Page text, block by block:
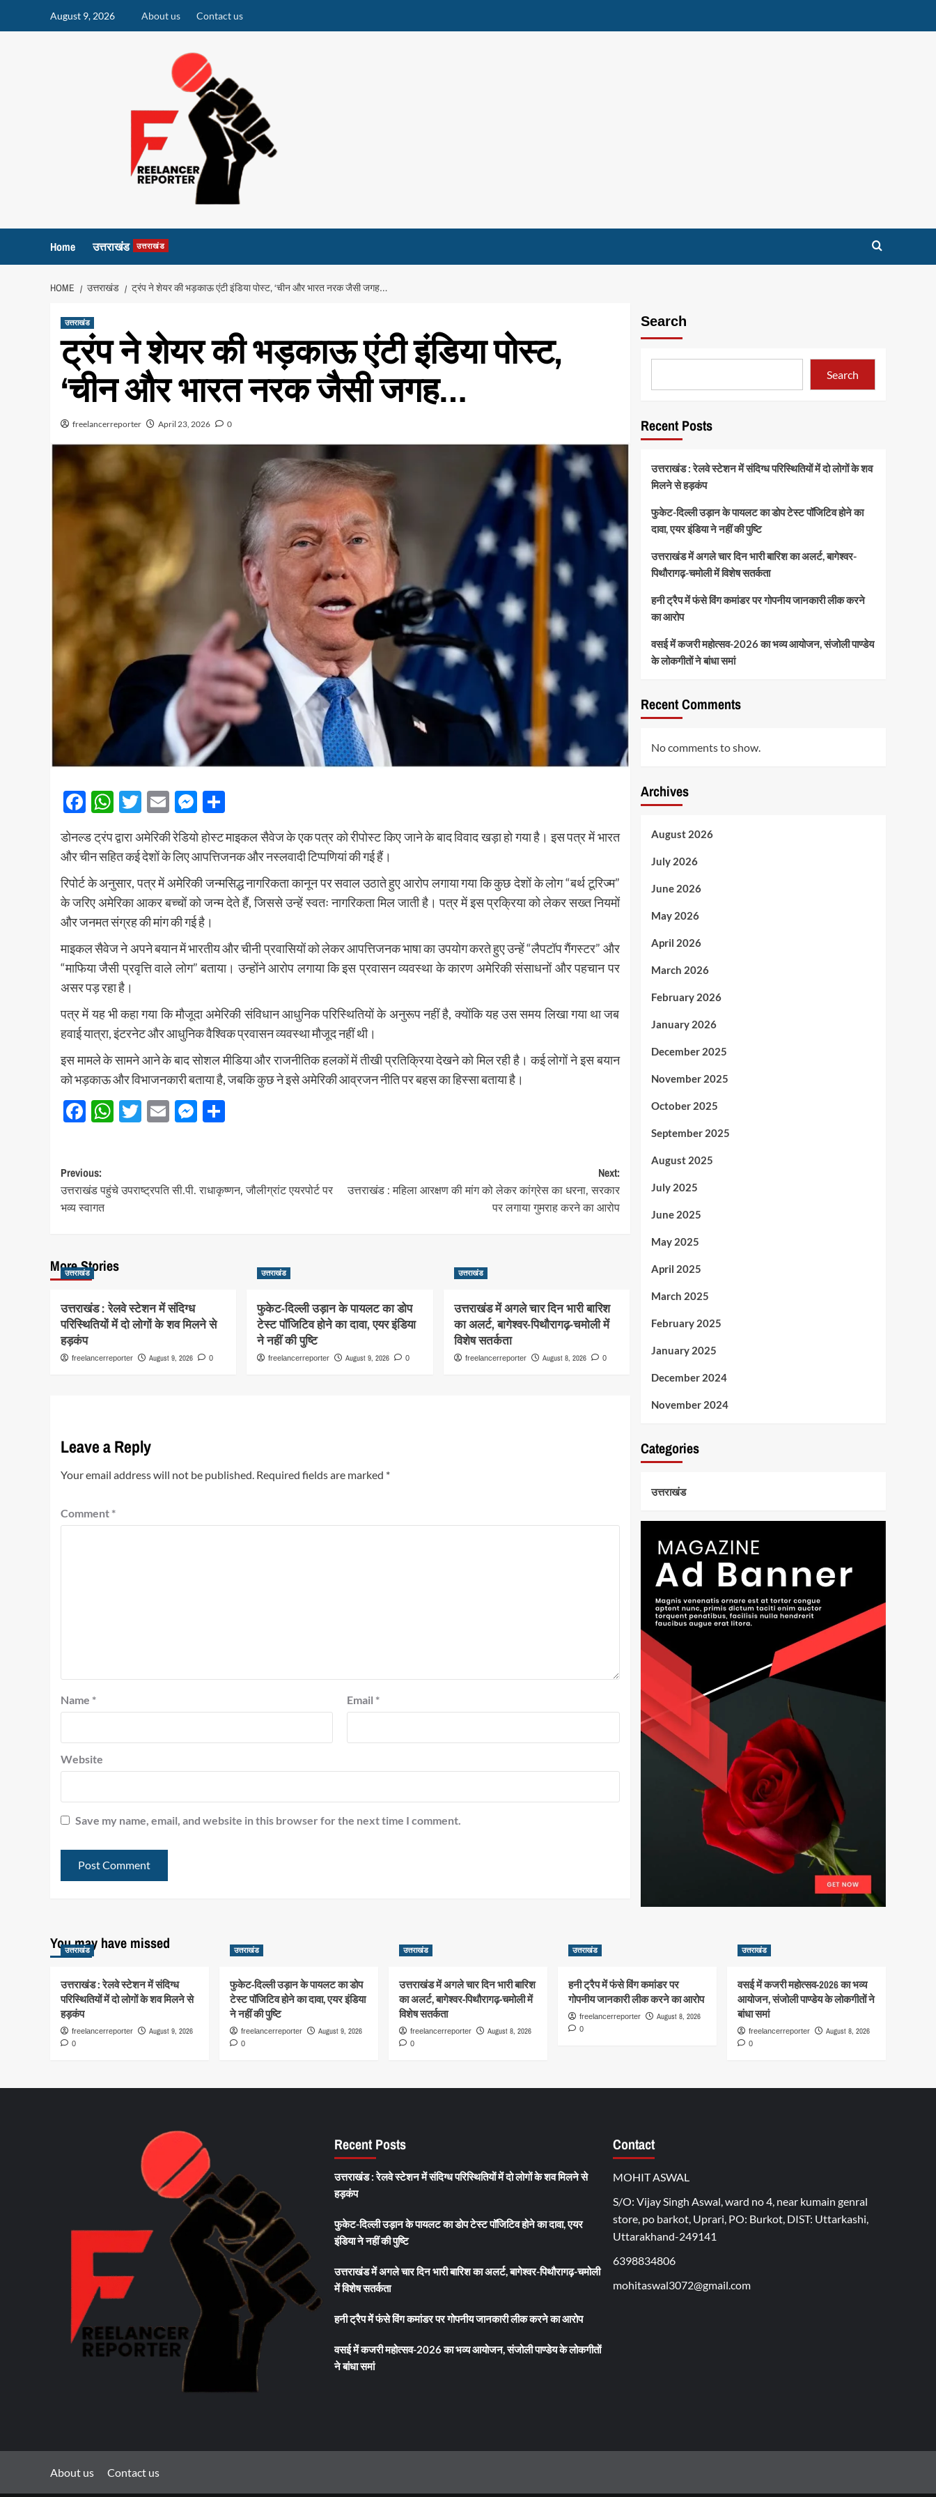
August 9, 2026 About us Contact us
Home उत्तराखंड उत्तराखंड
HOME उत्तराखंड ट्रंप ने शेयर की भड़काऊ एंटी इंडिया पोस्ट, ‘चीन और भारत नरक जैसी जगह…
उत्तराखंड
ट्रंप ने शेयर की भड़काऊ एंटी इंडिया पोस्ट,
‘चीन और भारत नरक जैसी जगह…
freelancerreporter April 23, 2026 0
Facebook
WhatsApp
Twitter
EmailMessenger
डोनल्ड ट्रंपद्वारा अमेरिकी रेडियो होस्ट माइकल सैवेज के एक पत्र को रीपोस्ट किए जाने के बाद विवाद खड़ा हो गया है। इस पत्र मेंभारत
औरचीनसहित कई देशों के लिए आपत्तिजनक और नस्लवादी टिप्पणियां की गई हैं।
रिपोर्ट के अनुसार, पत्र में अमेरिकी जन्मसिद्ध नागरिकता कानून पर सवाल उठाते हुए आरोप लगाया गया कि कुछ देशों के लोग “बर्थ टूरिज्म”
के जरिए अमेरिका आकर बच्चों को जन्म देते हैं, जिससे उन्हें स्वतः नागरिकता मिल जाती है। पत्र में इस प्रक्रिया को लेकर सख्त नियमों
और जनमत संग्रह की मांग की गई है।
माइकल सैवेज ने अपने बयान में भारतीय और चीनी प्रवासियों को लेकर आपत्तिजनक भाषा का उपयोग करते हुए उन्हें “लैपटॉप गैंगस्टर” और
“माफिया जैसी प्रवृत्ति वाले लोग” बताया। उन्होंने आरोप लगाया कि इस प्रवासन व्यवस्था के कारण अमेरिकी संसाधनों और पहचान पर
असर पड़ रहा है।
पत्र में यह भी कहा गया कि मौजूदा अमेरिकी संविधान आधुनिक परिस्थितियों के अनुरूप नहीं है, क्योंकि यह उस समय लिखा गया था जब
हवाई यात्रा, इंटरनेट और आधुनिक वैश्विक प्रवासन व्यवस्था मौजूद नहीं थी।
इस मामले के सामने आने के बाद सोशल मीडिया और राजनीतिक हलकों में तीखी प्रतिक्रिया देखने को मिल रही है। कई लोगों ने इस बयान
को भड़काऊ और विभाजनकारी बताया है, जबकि कुछ ने इसे अमेरिकी आव्रजन नीति पर बहस का हिस्सा बताया है।
Facebook
WhatsApp
Twitter
EmailMessenger
Post
navigation
Previous:
उत्तराखंड पहुंचे उपराष्ट्रपति सी.पी. राधाकृष्णन, जौलीग्रांट एयरपोर्ट पर
भव्य स्वागत
Next:
उत्तराखंड : महिला आरक्षण की मांग को लेकर कांग्रेस का धरना, सरकार
पर लगाया गुमराह करने का आरोप
More Stories
उत्तराखंड
उत्तराखंड : रेलवे स्टेशन में संदिग्ध
परिस्थितियों में दो लोगों के शव मिलने से
हड़कंप
freelancerreporter August 9, 2026 0
उत्तराखंड
फुकेट-दिल्ली उड़ान के पायलट का डोप
टेस्ट पॉजिटिव होने का दावा, एयर इंडिया
ने नहीं की पुष्टि
freelancerreporter August 9, 2026 0
उत्तराखंड
उत्तराखंड में अगले चार दिन भारी बारिश
का अलर्ट, बागेश्वर-पिथौरागढ़-चमोली में
विशेष सतर्कता
freelancerreporter August 8, 2026 0
Leave a Reply
Your email address will not be published. Required fields are marked *
Comment *
Name * Email *
Website
Save my name, email, and website in this browser for the next time I comment.
Search
Search
Recent Posts
उत्तराखंड : रेलवे स्टेशन में संदिग्ध परिस्थितियों में दो लोगों के शव
मिलने से हड़कंप
फुकेट-दिल्ली उड़ान के पायलट का डोप टेस्ट पॉजिटिव होने का
दावा, एयर इंडिया ने नहीं की पुष्टि
उत्तराखंड में अगले चार दिन भारी बारिश का अलर्ट, बागेश्वर-
पिथौरागढ़-चमोली में विशेष सतर्कता
हनी ट्रैप में फंसे विंग कमांडर पर गोपनीय जानकारी लीक करने
का आरोप
वसई में कजरी महोत्सव-2026 का भव्य आयोजन, संजोली पाण्डेय
के लोकगीतों ने बांधा समां
Recent Comments
No comments to show.
Archives
August 2026
July 2026
June 2026
May 2026
April 2026
March 2026
February 2026
January 2026
December 2025
November 2025
October 2025
September 2025
August 2025
July 2025
June 2025
May 2025
April 2025
March 2025
February 2025
January 2025
December 2024
November 2024
Categories
उत्तराखंड
You may have missed
उत्तराखंड
उत्तराखंड : रेलवे स्टेशन में संदिग्ध
परिस्थितियों में दो लोगों के शव मिलने से
हड़कंप
freelancerreporter August 9, 2026
0
उत्तराखंड
फुकेट-दिल्ली उड़ान के पायलट का डोप
टेस्ट पॉजिटिव होने का दावा, एयर इंडिया
ने नहीं की पुष्टि
freelancerreporter August 9, 2026
0
उत्तराखंड
उत्तराखंड में अगले चार दिन भारी बारिश
का अलर्ट, बागेश्वर-पिथौरागढ़-चमोली में
विशेष सतर्कता
freelancerreporter August 8, 2026
0
उत्तराखंड
हनी ट्रैप में फंसे विंग कमांडर पर
गोपनीय जानकारी लीक करने का आरोप
freelancerreporter August 8, 2026
0
उत्तराखंड
वसई में कजरी महोत्सव-2026 का भव्य
आयोजन, संजोली पाण्डेय के लोकगीतों ने
बांधा समां
freelancerreporter August 8, 2026
0
Recent Posts
उत्तराखंड : रेलवे स्टेशन में संदिग्ध परिस्थितियों में दो लोगों के शव मिलने से
हड़कंप
फुकेट-दिल्ली उड़ान के पायलट का डोप टेस्ट पॉजिटिव होने का दावा, एयर
इंडिया ने नहीं की पुष्टि
उत्तराखंड में अगले चार दिन भारी बारिश का अलर्ट, बागेश्वर-पिथौरागढ़-चमोली
में विशेष सतर्कता
हनी ट्रैप में फंसे विंग कमांडर पर गोपनीय जानकारी लीक करने का आरोप
वसई में कजरी महोत्सव-2026 का भव्य आयोजन, संजोली पाण्डेय के लोकगीतों
ने बांधा समां
Contact
MOHIT ASWAL
S/O: Vijay Singh Aswal, ward no 4, near kumain genral
store, po barkot, Uprari, PO: Burkot, DIST: Uttarkashi,
Uttarakhand-249141
6398834806
mohitaswal3072@gmail.com
About us Contact us